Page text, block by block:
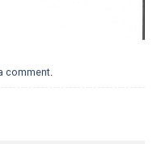
comment.